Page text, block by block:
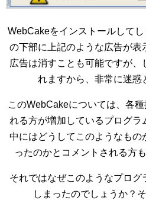
WebCakeをインストールして
の下部に上記のような広告が
広告は消すことも可能ですが、
れますから、非常に迷惑
このWebCakeについては、各
れる方が増加しているプログ
中にはどうしてこのようなもの
ったのかとコメントされる方
それではなぜこのようなプログ
しまったのでしょうか？